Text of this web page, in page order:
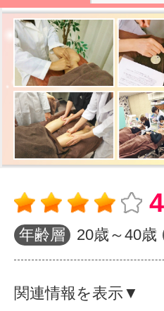
年齢層
20歳～40歳
関連情報を表示▼